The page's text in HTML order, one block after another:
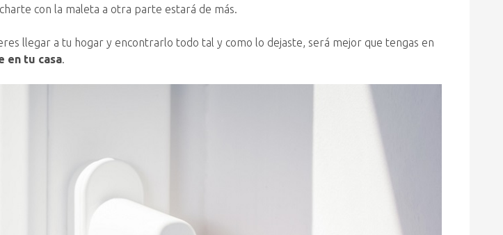
con la maleta a otra parte estará de más.
llegar a tu hogar y encontrarlo todo tal y como lo dejaste, será mejor que tengas en
en tu casa.